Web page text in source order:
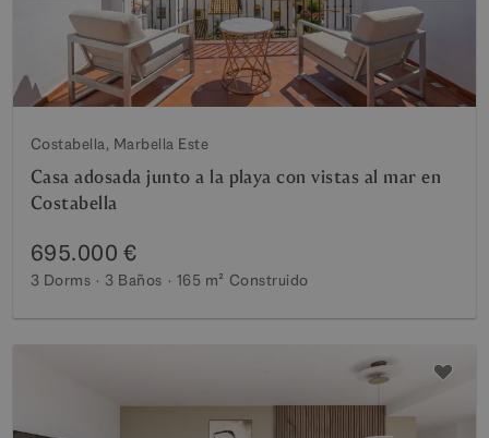
Costabella, Marbella Este
Casa adosada junto a la playa con vistas al mar en
Costabella
695.000 €
3 Dorms 3 Baños 165 m² Construido